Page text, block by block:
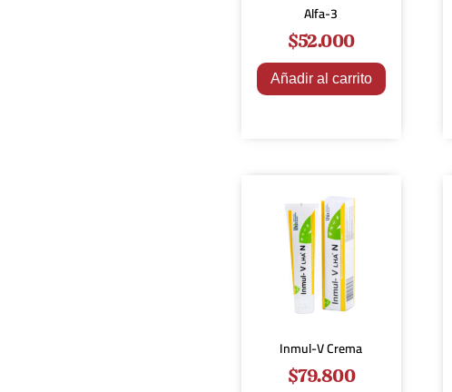
Alfa-3
$52.000
Añadir al carrito
Inmul-V Crema
$79.800